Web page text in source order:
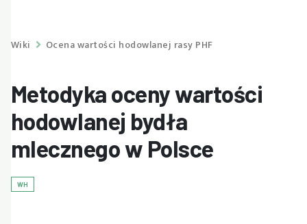
Wiki Ocena wartości hodowlanej rasy PHF
Metodyka oceny wartości
hodowlanej bydła
mlecznego w Polsce
WH